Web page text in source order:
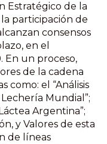
Estratégico de la
participación de
consensos
en el
un proceso,
de la cadena
como: el “Análisis
Mundial”;
Argentina”;
y Valores de esta
de líneas